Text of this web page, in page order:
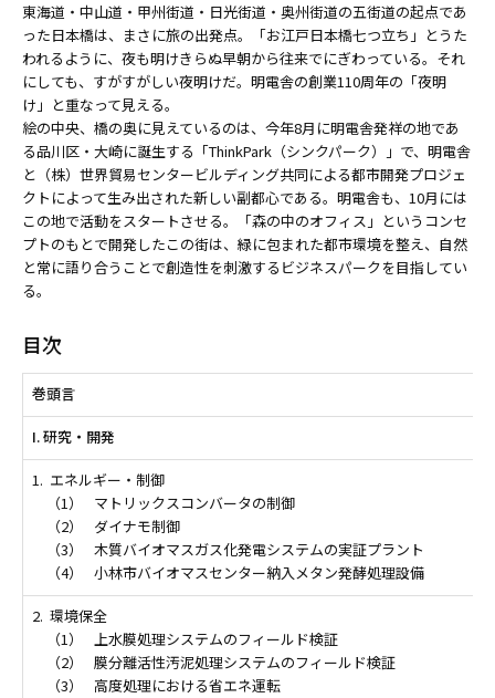
東海道・中山道・甲州街道・日光街道・奥州街道の五街道の起点であ
った日本橋は、まさに旅の出発点。「お江戸日本橋七つ立ち」とうた
われるように、夜も明けきらぬ早朝から往来でにぎわっている。それ
にしても、すがすがしい夜明けだ。明電舎の創業110周年の「夜明
け」と重なって見える。
絵の中央、橋の奥に見えているのは、今年8月に明電舎発祥の地であ
る品川区・大崎に誕生する「ThinkPark（シンクパーク）」で、明電舎
と（株）世界貿易センタービルディング共同による都市開発プロジェ
クトによって生み出された新しい副都心である。明電舎も、10月には
この地で活動をスタートさせる。「森の中のオフィス」というコンセ
プトのもとで開発したこの街は、緑に包まれた都市環境を整え、自然
と常に語り合うことで創造性を刺激するビジネスパークを目指してい
る。
目次
巻頭言
I. 研究・開発
1. エネルギー・制御
（1）
マトリックスコンバータの制御
（2）
ダイナモ制御
（3）
木質バイオマスガス化発電システムの実証プラント
（4）
小林市バイオマスセンター納入メタン発酵処理設備
2. 環境保全
（1）
上水膜処理システムのフィールド検証
（2）
膜分離活性汚泥処理システムのフィールド検証
（3）
高度処理における省エネ運転